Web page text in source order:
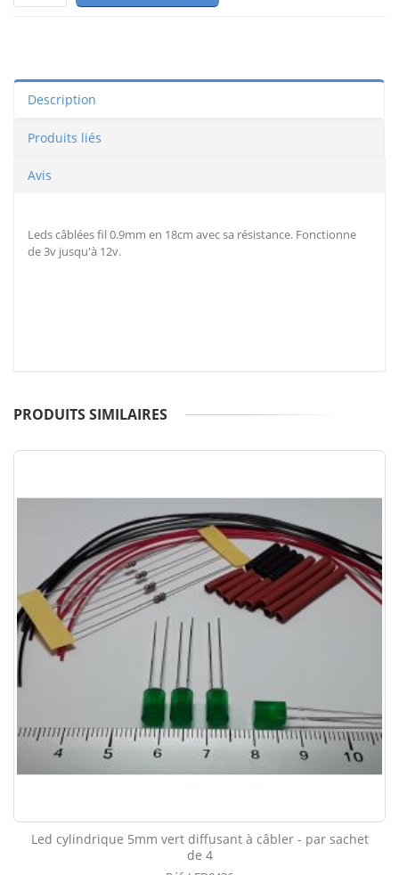
Description
Produits liés
Avis
Leds câblées fil 0.9mm en 18cm avec sa résistance. Fonctionne
de 3v jusqu'à 12v.
PRODUITS SIMILAIRES
Led cylindrique 5mm vert diffusant à câbler - par sachet
de 4